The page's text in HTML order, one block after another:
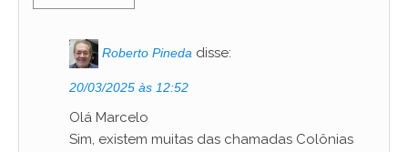
Roberto Pineda disse:
20/03/2025 às 12:52
Olá Marcelo
Sim, existem muitas das chamadas Colônias